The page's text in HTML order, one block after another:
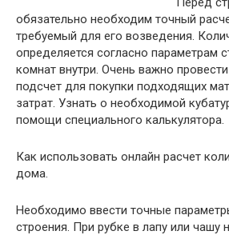
обязательно необходим точный
требуемый для его возведения.
определяется согласно параметрам
комнат внутри. Очень важно
подсчет для покупки подходящих
затрат. Узнать о необходимой
помощи специального калькулятора.
Как использовать онлайн расчет
дома.
Необходимо ввести точные
строения. При рубке в лапу или чашу